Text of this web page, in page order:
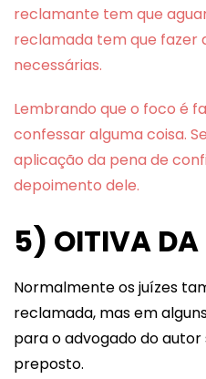
reclamante tem que
reclamada tem que fazer
necessárias.
Lembrando que o foco é
confessar alguma coisa.
aplicação da pena de
depoimento dele.
5) OITIVA DA
Normalmente os juízes
reclamada, mas em
para o advogado do
preposto.